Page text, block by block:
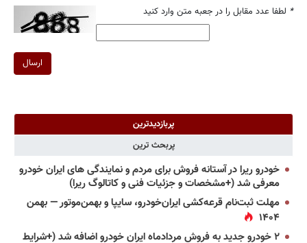
* لطفا عدد مقابل را در جعبه متن وارد کنید
ارسال
پربازدیدترین
پربحث ترین
خودرو ریرا در آستانه فروش برای مردم و نمایندگی های ایران خودرو
معرفی شد (+مشخصات و جزئیات فنی و کاتالوگ ریرا)
مهلت ثبت‌نام قرعه‌کشی ایران‌خودرو، سایپا و بهمن‌موتور — بهمن
۱۴۰۴
۲ خودرو جدید به فروش مردادماه ایران خودرو اضافه شد (+شرایط